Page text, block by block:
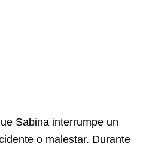
Sabina interrumpe un
o malestar. Durante